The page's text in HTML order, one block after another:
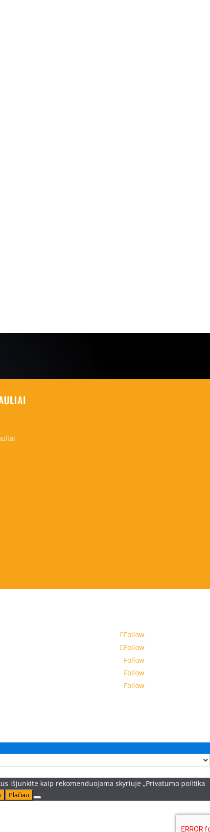
Follow
Follow
Follow
Follow
Follow
išjunkite kaip rekomenduojama skyriuje „Privatumo politika
Plačiau